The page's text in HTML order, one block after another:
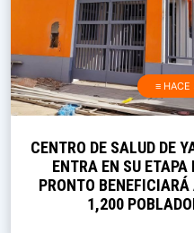
≡ HACE
CENTRO DE SALUD DE
ENTRA EN SU
PRONTO
1,200